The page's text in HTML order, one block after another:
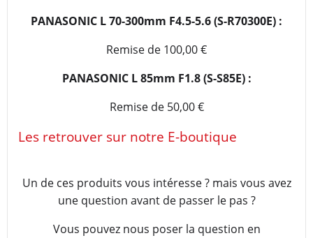
PANASONIC L 70-300mm F4.5-5.6 (S-R70300E) :
Remise de 100,00 €
PANASONIC L 85mm F1.8 (S-S85E) :
Remise de 50,00 €
Les retrouver sur notre E-boutique
Un de ces produits vous intéresse ? mais vous avez
une question avant de passer le pas ?
Vous pouvez nous poser la question en